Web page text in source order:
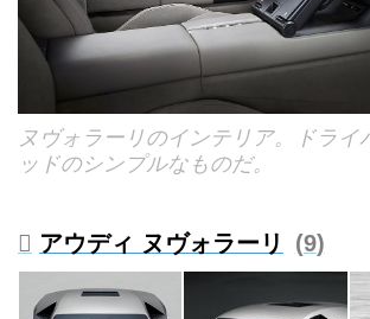
ヌヴォラーリのインテリア。ドライ
ッドのシンプルなものだ。
アウディ ヌヴォラーリ 9